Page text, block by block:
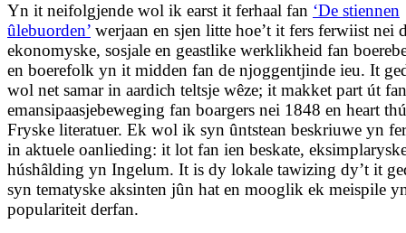
Yn it neifolgjende wol ik earst it ferhaal fan ‘De stiennen
ûlebuorden’ werjaan en sjen litte hoe’t it fers ferwiist nei
ekonomyske, sosjale en geastlike werklikheid fan
en boerefolk yn it midden fan de njoggentjinde ieu. It
wol net samar in aardich teltsje wêze; it makket part út
emansi­paasje­beweging fan boargers nei 1848 en heart
Fryske literatuer. Ek wol ik syn ûntstean beskriuwe yn
in aktuele oanlieding: it lot fan ien beskate,
húshâlding yn Ingelum. It is dy lokale tawizing dy’t it
syn tematyske aksinten jûn hat en mooglik ek meispile
populariteit derfan.